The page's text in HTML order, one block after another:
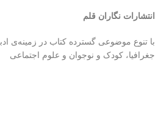
انتشارات نگاران قلم
با تنوع موضوعی گسترده کتاب در زمینه‌ی
جغرافیا، کودک و نوجوان و علوم اجتماعی